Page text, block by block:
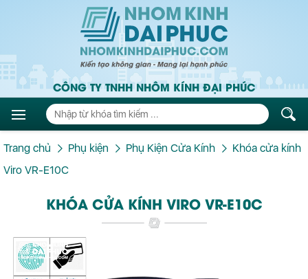
CÔNG TY TNHH NHÔM KÍNH ĐẠI PHÚC
Trang chủ Phụ kiện Phụ Kiện Cửa Kính
Khóa cửa kính
Viro VR-E10C
KHÓA CỬA KÍNH VIRO VR-E10C